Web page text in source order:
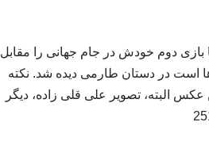
دوم خودش در جام جهانی را مقابل
است در دستان طارمی دیده شد. نکته
البته، تصویر علی قلی زاده، دیگر